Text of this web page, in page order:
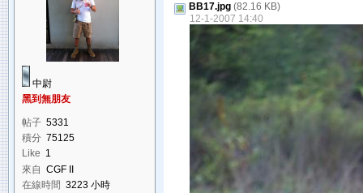
中尉
黑到無朋友
帖子 5331
積分 75125
Like 1
來自 CGF II
在線時間 3223 小時
BB17.jpg (82.16 KB)
12-1-2007 14:40